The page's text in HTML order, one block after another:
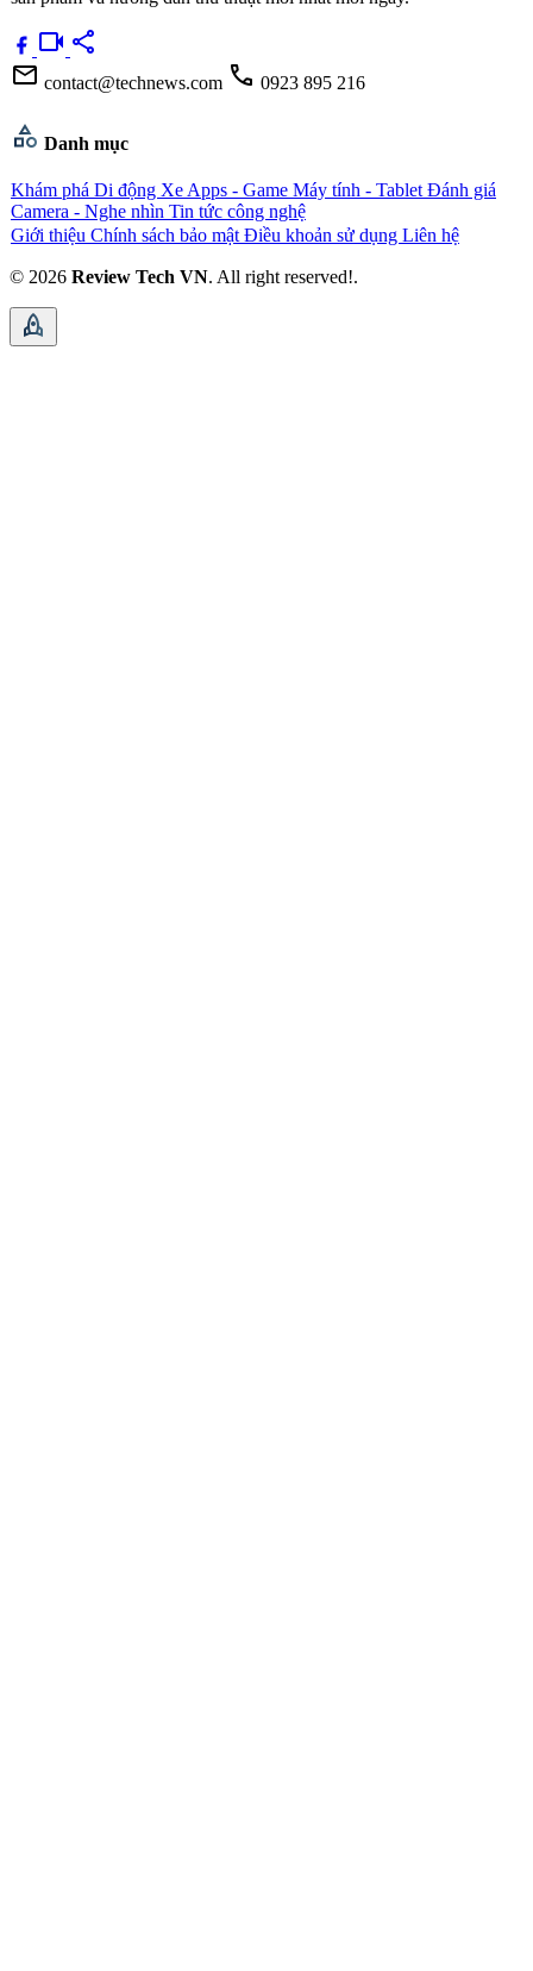
videocam share
mail contact@technews.com call 0923 895 216
category Danh mục
Khám phá Di động Xe Apps - Game Máy tính - Tablet Đánh giá
Camera - Nghe nhìn Tin tức công nghệ
Giới thiệu Chính sách bảo mật Điều khoản sử dụng Liên hệ
© 2026 Review Tech VN. All right reserved!.
rocket